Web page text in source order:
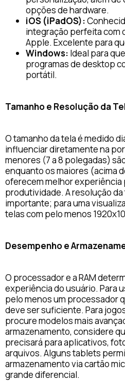
opções de hardware.
iOS (iPadOS):
integração perfeita com
Apple. Excelente para
Windows: Ideal para
programas de desktop
portátil.
Tamanho e Resolução da
O tamanho da tela é medido
influenciar diretamente na
menores (7 a 8 polegadas)
enquanto os maiores (acima
oferecem melhor experiência
produtividade. A resolução
importante; para uma
telas com pelo menos
Desempenho e
O processador e a RAM
experiência do usuário. Para
pelo menos um processador
deve ser suficiente. Para
procure modelos mais
armazenamento, considere
precisará para aplicativos,
arquivos. Alguns tablets
armazenamento via cartão
grande diferencial.